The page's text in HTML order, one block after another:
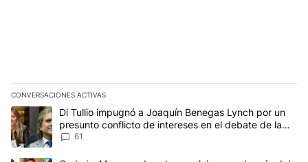
CONVERSACIONES ACTIVAS
Este listado muestra los artículos con más comentarios en los
Un artículo de tendencia con el título "Di Tullio impugnó a
Di Tullio impugnó a Joaquín Benegas Lynch por un
presunto conflicto de intereses en el debate de la
Ley de Tierras
61